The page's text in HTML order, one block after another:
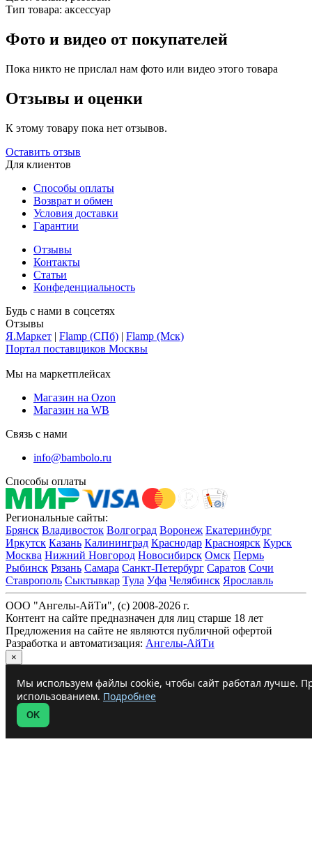
Тип товара: аксессуар
Фото и видео от покупателей
Пока никто не прислал нам фото или видео этого товара
Отзывы и оценки
К этому товару пока нет отзывов.
Оставить отзыв
Для клиентов
Способы оплаты
Возврат и обмен
Условия доставки
Гарантии
Отзывы
Контакты
Статьи
Конфеденциальность
Будь с нами в соцсетях
Отзывы
Я.Маркет | Flamp (СПб) | Flamp (Мск)
Портал поставщиков Москвы
Мы на маркетплейсах
Магазин на Ozon
Магазин на WB
Связь с нами
info@bambolo.ru
Способы оплаты
Региональные сайты:
Брянск Владивосток Волгоград Воронеж Екатеринбург
Иркутск Казань Калининград Краснодар Красноярск Курск
Москва Нижний Новгород Новосибирск Омск Пермь
Рыбинск Рязань Самара Санкт-Петербург Саратов Сочи
Ставрополь Сыктывкар Тула Уфа Челябинск Ярославль
ООО "Ангелы-АйТи", (c) 2008-2026 г.
Контент на сайте предназначен для лиц старше 18 лет
Предложения на сайте не являются публичной офертой
Разработка и автоматизация: Ангелы-АйТи
×
Мы используем файлы cookie, чтобы сайт работал лучше.
использованием. Подробнее
OK